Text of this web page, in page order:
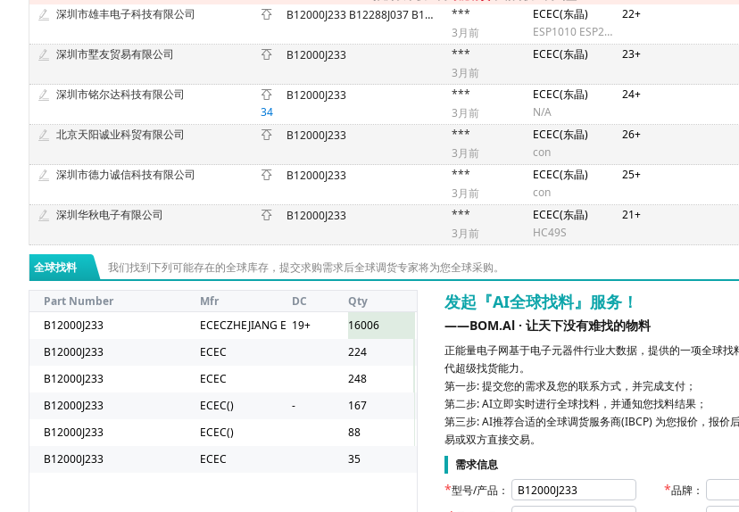
深圳市雄丰电子科技有限公司
B12000J233 B12288J037 B13560J019
***
3月前
ECEC(东晶)
ESP1010 ESP2010 ESP4020 ETB6H020G200Z
22+
深圳市墅友贸易有限公司 B12000J233
***
3月前
ECEC(东晶) 23+
深圳市铭尔达科技有限公司
34
B12000J233
***
3月前
ECEC(东晶)
N/A
24+
北京天阳诚业科贸有限公司 B12000J233
***
3月前
ECEC(东晶)
con
26+
深圳市德力诚信科技有限公司 B12000J233
***
3月前
ECEC(东晶)
con
25+
深圳华秋电子有限公司 B12000J233
***
3月前
ECEC(东晶)
HC49S
21+
全球找料 我们找到下列可能存在的全球库存，提交求购需求后全球调货专家将为您全球采购。
Part Number Mfr DC
Qty
B12000J233
ECECZHEJIANG E AST CRYSTAL ELEC
19+
16006
B12000J233
ECEC
224
B12000J233
ECEC
248
B12000J233
ECEC() -
167
B12000J233
ECEC()
88
B12000J233
ECEC 35
发起『AI全球找料』服务！
——BOM.Al · 让天下没有难找的物料
正能量电子网基于电子元器件行业大数据，提供的一项全球
代超级找货能力。
第一步: 提交您的需求及您的联系方式，并完成支付；
第二步: AI立即实时进行全球找料，并通知您找料结果；
第三步: AI推荐合适的全球调货服务商(IBCP) 为您报价，报价
易或双方直接交易。
需求信息
型号/产品：
品牌：